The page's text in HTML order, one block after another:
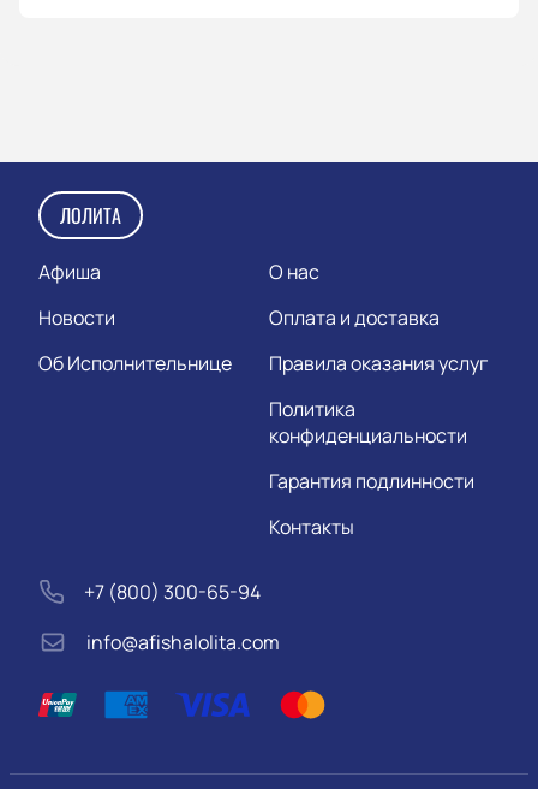
ЛОЛИТА
Афиша
Новости
Об Исполнительнице
О нас
Оплата и доставка
Правила оказания услуг
Политика
конфиденциальности
Гарантия подлинности
Контакты
+7 (800) 300-65-94
info@afishalolita.com